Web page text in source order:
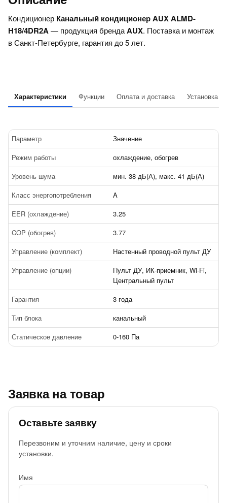
Кондиционер Канальный кондиционер AUX ALMD-
H18/4DR2A— продукция брендаAUX. Поставка и монтаж
в Санкт-Петербурге, гарантия до 5 лет.
Характеристики Функции Оплата и доставка Установка
Параметр
Значение
Режим работы
охлаждение, обогрев
Уровень шума
мин. 38 дБ(А), макс. 41 дБ(А)
Класс энергопотребления
A
EER (охлаждение)
3.25
COP (обогрев)
3.77
Управление (комплект)
Настенный проводной пульт ДУ
Управление (опции)
Пульт ДУ, ИК-приемник, Wi-Fi,
Центральный пульт
Гарантия
3 года
Тип блока
канальный
Статическое давление
0-160 Па
Заявка на товар
Оставьте заявку
Перезвоним и уточним наличие, цену и сроки
установки.
Имя